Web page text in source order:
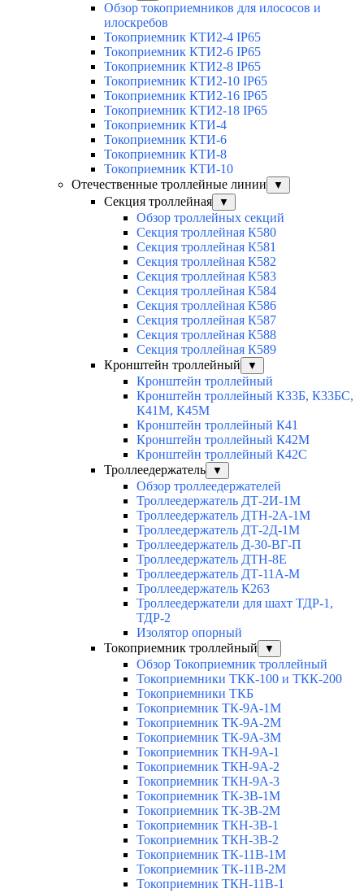
Обзор токоприемников для илососов и
илоскребов
Токоприемник КТИ2-4 IP65
Токоприемник КТИ2-6 IP65
Токоприемник КТИ2-8 IP65
Токоприемник КТИ2-10 IP65
Токоприемник КТИ2-16 IP65
Токоприемник КТИ2-18 IP65
Токоприемник КТИ-4
Токоприемник КТИ-6
Токоприемник КТИ-8
Токоприемник КТИ-10
Отечественные троллейные линии
▼
Секция троллейная ▼
Обзор троллейных секций
Секция троллейная К580
Секция троллейная К581
Секция троллейная К582
Секция троллейная К583
Секция троллейная К584
Секция троллейная К586
Секция троллейная К587
Секция троллейная К588
Секция троллейная К589
Кронштейн троллейный
▼
Кронштейн троллейный
Кронштейн троллейный К33Б, К33БС,
К41М, К45М
Кронштейн троллейный К41
Кронштейн троллейный К42М
Кронштейн троллейный К42С
Троллеедержатель
▼
Обзор троллеедержателей
Троллеедержатель ДТ-2И-1М
Троллеедержатель ДТН-2А-1М
Троллеедержатель ДТ-2Д-1М
Троллеедержатель Д-30-ВГ-П
Троллеедержатель ДТН-8Е
Троллеедержатель ДТ-11А-М
Троллеедержатель К263
Троллеедержатели для шахт ТДР-1,
ТДР-2
Изолятор опорный
Токоприемник троллейный
▼
Обзор Токоприемник троллейный
Токоприемники ТКК-100 и ТКК-200
Токоприемники ТКБ
Токоприемник ТК-9А-1М
Токоприемник ТК-9А-2М
Токоприемник ТК-9А-3М
Токоприемник ТКН-9А-1
Токоприемник ТКН-9А-2
Токоприемник ТКН-9А-3
Токоприемник ТК-3В-1М
Токоприемник ТК-3В-2М
Токоприемник ТКН-3В-1
Токоприемник ТКН-3В-2
Токоприемник ТК-11В-1М
Токоприемник ТК-11В-2М
Токоприемник ТКН-11В-1